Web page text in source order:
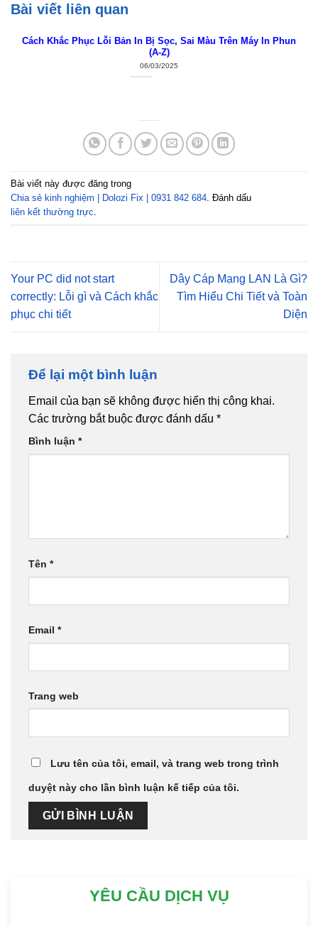
Bài viết liên quan
Cách Khắc Phục Lỗi Bản In Bị Sọc, Sai Màu Trên Máy In Phun
(A-Z)
06/03/2025
Bài viết này được đăng trong
Chia sẻ kinh nghiệm | Dolozi Fix | 0931 842 684 . Đánh dấu
liên kết thường trực
Your PC did not start
correctly: Lỗi gì và Cách khắc
phục chi tiết
Dây Cáp Mạng LAN Là Gì?
Tìm Hiểu Chi Tiết và Toàn
Diện
Để lại một bình luận
Email của bạn sẽ không được hiển thị công khai.
Các trường bắt buộc được đánh dấu *
Bình luận *
Tên *
Email *
Trang web
Lưu tên của tôi, email, và trang web trong trình
duyệt này cho lần bình luận kế tiếp của tôi.
YÊU CẦU DỊCH VỤ